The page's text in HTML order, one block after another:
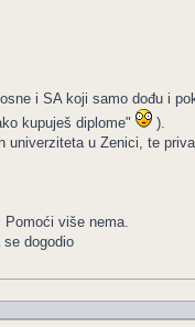
i SA koji samo dođu i
kupuješ diplome"
).
u Zenici, te
Pomoći više nema.
se dogodio